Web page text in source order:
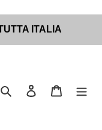
ITALIA
Cerca Accedi Carrello